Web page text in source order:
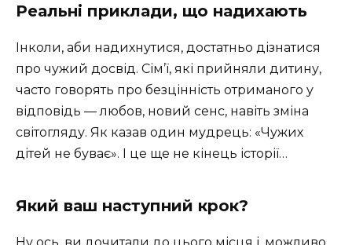
Реальні приклади, що надихають
Інколи, аби надихнутися, достатньо дізнатися
про чужий досвід. Сім’ї, які прийняли дитину,
часто говорять про безцінність отриманого у
відповідь — любов, новий сенс, навіть зміна
світогляду. Як казав один мудрець: «Чужих
дітей не буває». І це ще не кінець історії…
Який ваш наступний крок?
Ну ось, ви дочитали до цього місця і, можливо,